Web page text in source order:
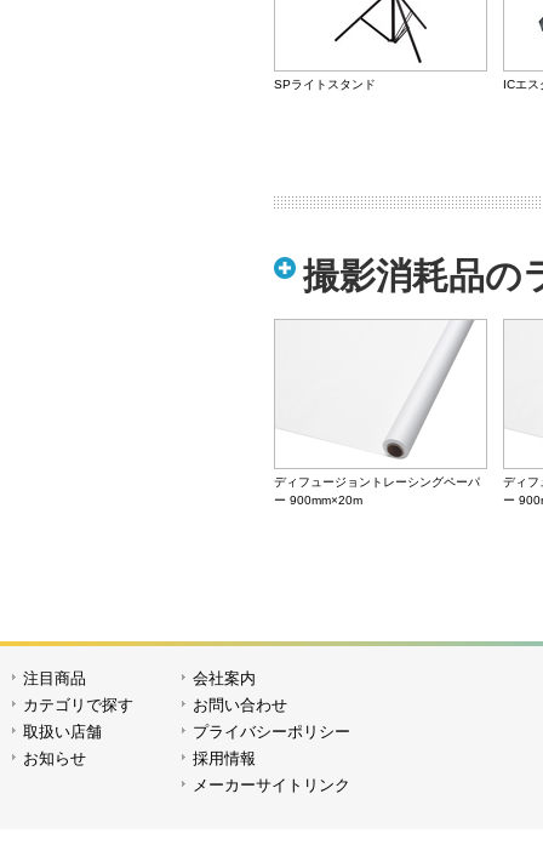
SPライトスタンド ICエス
SPカメラ大小ダボ ICトレ
ICトレペアームB 30cm
撮影消耗品の
ディフュージョントレーシングペーパ
ー 900mm×20m
ディフ
ー
注目商品
カテゴリで探す
取扱い店舗
お知らせ
会社案内
お問い合わせ
プライバシーポリシー
採用情報
メーカーサイトリンク